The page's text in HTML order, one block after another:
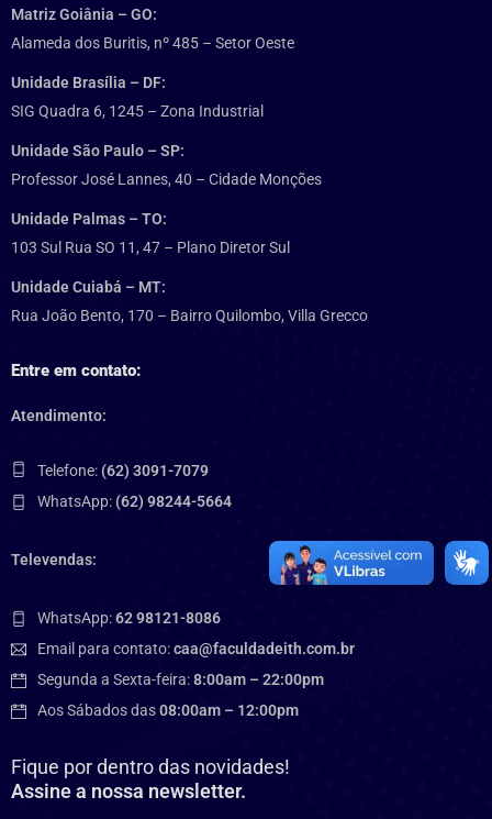
Matriz Goiânia – GO:
Alameda dos Buritis, nº 485 – Setor Oeste
Unidade Brasília – DF:
SIG Quadra 6, 1245 – Zona Industrial
Unidade São Paulo – SP:
Professor José Lannes, 40 – Cidade Monções
Unidade Palmas – TO:
103 Sul Rua SO 11, 47 – Plano Diretor Sul
Unidade Cuiabá – MT:
Rua João Bento, 170 – Bairro Quilombo, Villa Grecco
Entre em contato:
Atendimento:
Telefone: (62) 3091-7079
WhatsApp: (62) 98244-5664
Televendas:
WhatsApp:62 98121-8086
Email para contato:caa@faculdadeith.com.br
Segunda a Sexta-feira:8:00am – 22:00pm
Aos Sábados das08:00am – 12:00pm
Fique por dentro das novidades!
Assine a nossa newsletter.